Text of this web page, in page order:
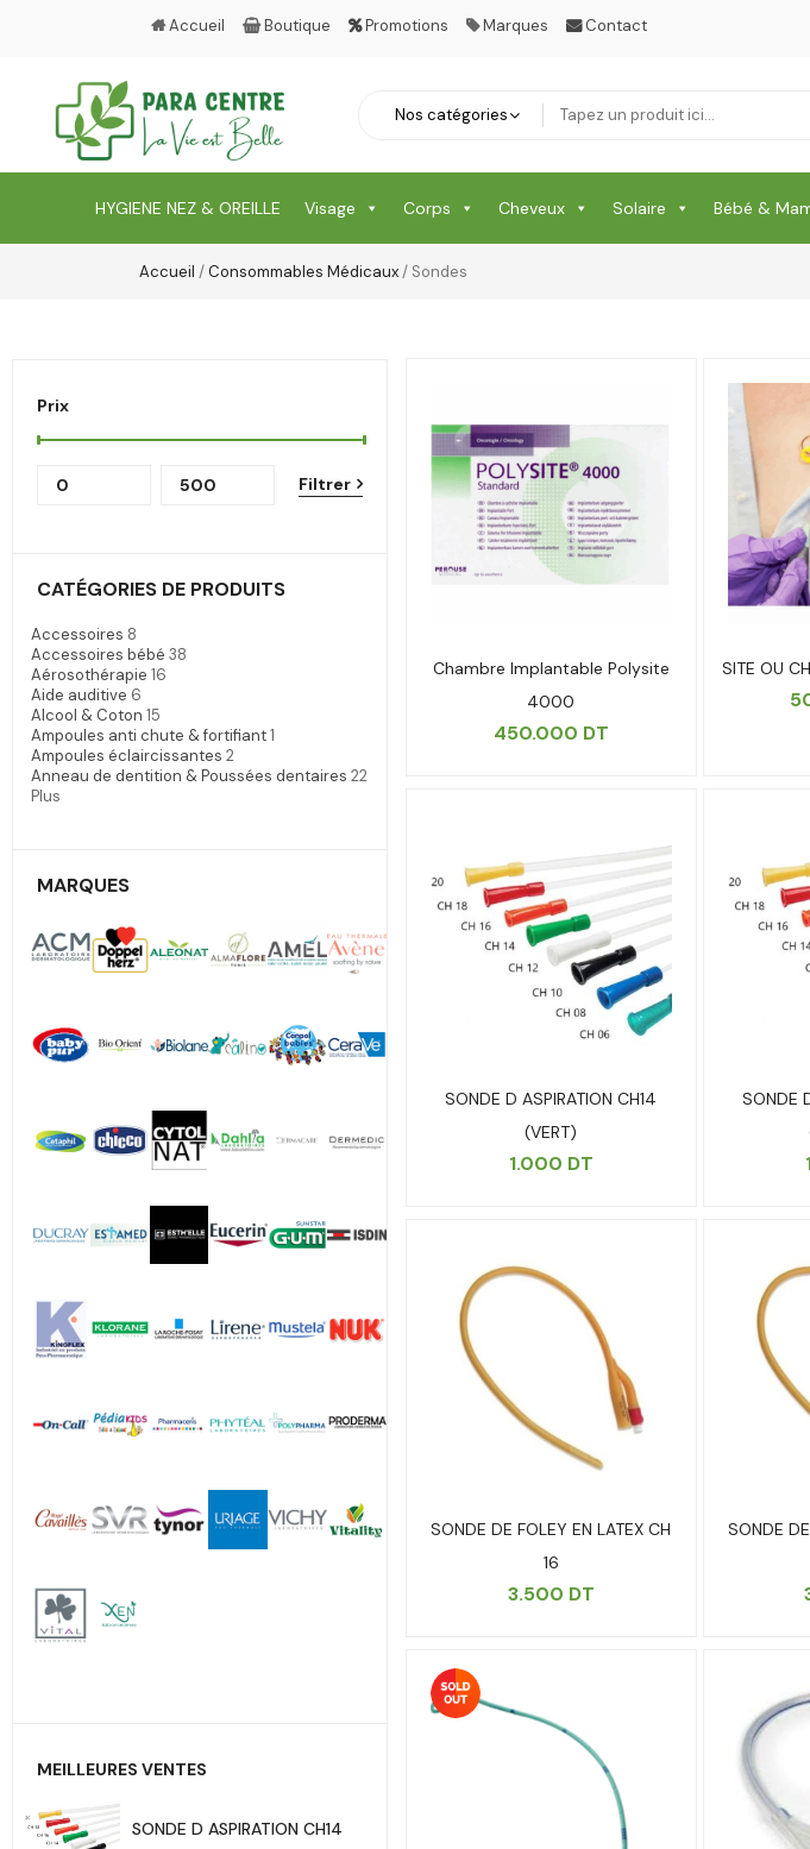
Accueil Boutique Promotions Marques Contact
HYGIENE NEZ & OREILLE Visage Corps Cheveux Solaire Bébé &
Accueil /Consommables Médicaux/ Sondes
Prix
Filtrer
CATÉGORIES DE PRODUITS
Accessoires 8
Accessoires bébé 38
Aérosothérapie 16
Aide auditive 6
Alcool & Coton 15
Ampoules anti chute & fortifiant1
Ampoules éclaircissantes 2
Anneau de dentition & Poussées dentaires 22
Plus
MARQUES
MEILLEURES VENTES
SONDE D ASPIRATION CH14
Chambre Implantable Polysite
4000
450.000 DT
SITE OU
SONDE D ASPIRATION CH14
(VERT)
1.000 DT
SONDE
SONDE DE FOLEY EN LATEX CH
16
3.500 DT
SONDE